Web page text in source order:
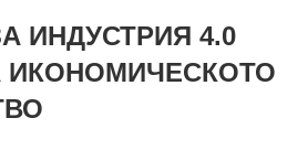
ИНДУСТРИЯ 4.0
ИКОНОМИЧЕСКОТО